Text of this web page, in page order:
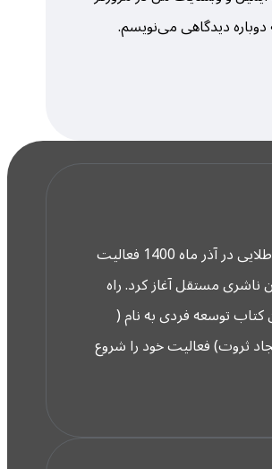
دوباره دیدگاهی می‌نویسم.
انتشارات راه طلایی در آذر ماه 1400 فعالیت
ناشری مستقل آغاز کرد. راه
کتاب توسعه فردی به نام (
ثروت) فعالیت خود را شروع